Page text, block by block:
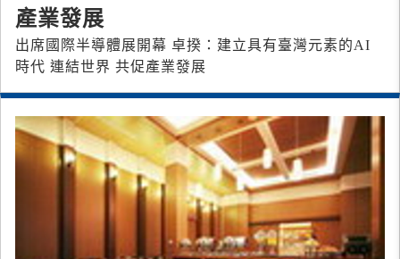
產業發展
出席國際半導體展開幕 卓揆：建立具有臺灣元素的AI
時代 連結世界 共促產業發展